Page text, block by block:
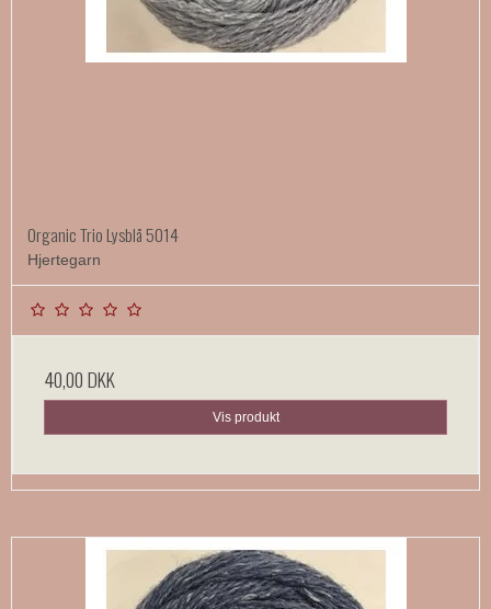
Organic Trio Lysblå 5014
Hjertegarn
40,00 DKK
Vis produkt